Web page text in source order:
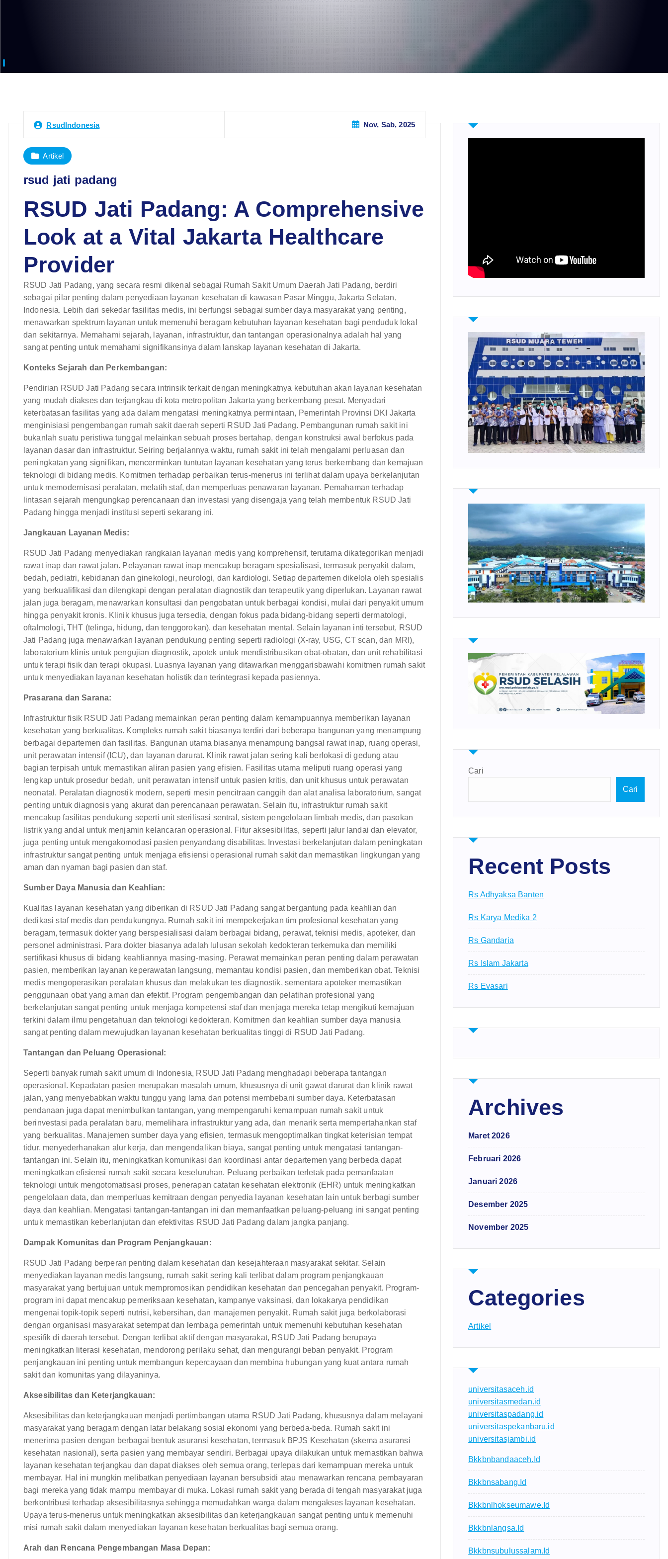
RsudIndonesia Nov, Sab, 2025
Artikel
rsud jati padang
RSUD Jati Padang: A Comprehensive
Look at a Vital Jakarta Healthcare
Provider
RSUD Jati Padang, yang secara resmi dikenal sebagai Rumah Sakit Umum Daerah Jati Padang, berdiri
sebagai pilar penting dalam penyediaan layanan kesehatan di kawasan Pasar Minggu, Jakarta Selatan,
Indonesia. Lebih dari sekedar fasilitas medis, ini berfungsi sebagai sumber daya masyarakat yang penting,
menawarkan spektrum layanan untuk memenuhi beragam kebutuhan layanan kesehatan bagi penduduk lokal
dan sekitarnya. Memahami sejarah, layanan, infrastruktur, dan tantangan operasionalnya adalah hal yang
sangat penting untuk memahami signifikansinya dalam lanskap layanan kesehatan di Jakarta.
Konteks Sejarah dan Perkembangan:
Pendirian RSUD Jati Padang secara intrinsik terkait dengan meningkatnya kebutuhan akan layanan kesehatan
yang mudah diakses dan terjangkau di kota metropolitan Jakarta yang berkembang pesat. Menyadari
keterbatasan fasilitas yang ada dalam mengatasi meningkatnya permintaan, Pemerintah Provinsi DKI Jakarta
menginisiasi pengembangan rumah sakit daerah seperti RSUD Jati Padang. Pembangunan rumah sakit ini
bukanlah suatu peristiwa tunggal melainkan sebuah proses bertahap, dengan konstruksi awal berfokus pada
layanan dasar dan infrastruktur. Seiring berjalannya waktu, rumah sakit ini telah mengalami perluasan dan
peningkatan yang signifikan, mencerminkan tuntutan layanan kesehatan yang terus berkembang dan kemajuan
teknologi di bidang medis. Komitmen terhadap perbaikan terus-menerus ini terlihat dalam upaya berkelanjutan
untuk memodernisasi peralatan, melatih staf, dan memperluas penawaran layanan. Pemahaman terhadap
lintasan sejarah mengungkap perencanaan dan investasi yang disengaja yang telah membentuk RSUD Jati
Padang hingga menjadi institusi seperti sekarang ini.
Jangkauan Layanan Medis:
RSUD Jati Padang menyediakan rangkaian layanan medis yang komprehensif, terutama dikategorikan menjadi
rawat inap dan rawat jalan. Pelayanan rawat inap mencakup beragam spesialisasi, termasuk penyakit dalam,
bedah, pediatri, kebidanan dan ginekologi, neurologi, dan kardiologi. Setiap departemen dikelola oleh spesialis
yang berkualifikasi dan dilengkapi dengan peralatan diagnostik dan terapeutik yang diperlukan. Layanan rawat
jalan juga beragam, menawarkan konsultasi dan pengobatan untuk berbagai kondisi, mulai dari penyakit umum
hingga penyakit kronis. Klinik khusus juga tersedia, dengan fokus pada bidang-bidang seperti dermatologi,
oftalmologi, THT (telinga, hidung, dan tenggorokan), dan kesehatan mental. Selain layanan inti tersebut, RSUD
Jati Padang juga menawarkan layanan pendukung penting seperti radiologi (X-ray, USG, CT scan, dan MRI),
laboratorium klinis untuk pengujian diagnostik, apotek untuk mendistribusikan obat-obatan, dan unit rehabilitasi
untuk terapi fisik dan terapi okupasi. Luasnya layanan yang ditawarkan menggarisbawahi komitmen rumah sakit
untuk menyediakan layanan kesehatan holistik dan terintegrasi kepada pasiennya.
Prasarana dan Sarana:
Infrastruktur fisik RSUD Jati Padang memainkan peran penting dalam kemampuannya memberikan layanan
kesehatan yang berkualitas. Kompleks rumah sakit biasanya terdiri dari beberapa bangunan yang menampung
berbagai departemen dan fasilitas. Bangunan utama biasanya menampung bangsal rawat inap, ruang operasi,
unit perawatan intensif (ICU), dan layanan darurat. Klinik rawat jalan sering kali berlokasi di gedung atau
bagian terpisah untuk memastikan aliran pasien yang efisien. Fasilitas utama meliputi ruang operasi yang
lengkap untuk prosedur bedah, unit perawatan intensif untuk pasien kritis, dan unit khusus untuk perawatan
neonatal. Peralatan diagnostik modern, seperti mesin pencitraan canggih dan alat analisa laboratorium, sangat
penting untuk diagnosis yang akurat dan perencanaan perawatan. Selain itu, infrastruktur rumah sakit
mencakup fasilitas pendukung seperti unit sterilisasi sentral, sistem pengelolaan limbah medis, dan pasokan
listrik yang andal untuk menjamin kelancaran operasional. Fitur aksesibilitas, seperti jalur landai dan elevator,
juga penting untuk mengakomodasi pasien penyandang disabilitas. Investasi berkelanjutan dalam peningkatan
infrastruktur sangat penting untuk menjaga efisiensi operasional rumah sakit dan memastikan lingkungan yang
aman dan nyaman bagi pasien dan staf.
Sumber Daya Manusia dan Keahlian:
Kualitas layanan kesehatan yang diberikan di RSUD Jati Padang sangat bergantung pada keahlian dan
dedikasi staf medis dan pendukungnya. Rumah sakit ini mempekerjakan tim profesional kesehatan yang
beragam, termasuk dokter yang berspesialisasi dalam berbagai bidang, perawat, teknisi medis, apoteker, dan
personel administrasi. Para dokter biasanya adalah lulusan sekolah kedokteran terkemuka dan memiliki
sertifikasi khusus di bidang keahliannya masing-masing. Perawat memainkan peran penting dalam perawatan
pasien, memberikan layanan keperawatan langsung, memantau kondisi pasien, dan memberikan obat. Teknisi
medis mengoperasikan peralatan khusus dan melakukan tes diagnostik, sementara apoteker memastikan
penggunaan obat yang aman dan efektif. Program pengembangan dan pelatihan profesional yang
berkelanjutan sangat penting untuk menjaga kompetensi staf dan menjaga mereka tetap mengikuti kemajuan
terkini dalam ilmu pengetahuan dan teknologi kedokteran. Komitmen dan keahlian sumber daya manusia
sangat penting dalam mewujudkan layanan kesehatan berkualitas tinggi di RSUD Jati Padang.
Tantangan dan Peluang Operasional:
Seperti banyak rumah sakit umum di Indonesia, RSUD Jati Padang menghadapi beberapa tantangan
operasional. Kepadatan pasien merupakan masalah umum, khususnya di unit gawat darurat dan klinik rawat
jalan, yang menyebabkan waktu tunggu yang lama dan potensi membebani sumber daya. Keterbatasan
pendanaan juga dapat menimbulkan tantangan, yang mempengaruhi kemampuan rumah sakit untuk
berinvestasi pada peralatan baru, memelihara infrastruktur yang ada, dan menarik serta mempertahankan staf
yang berkualitas. Manajemen sumber daya yang efisien, termasuk mengoptimalkan tingkat keterisian tempat
tidur, menyederhanakan alur kerja, dan mengendalikan biaya, sangat penting untuk mengatasi tantangan-
tantangan ini. Selain itu, meningkatkan komunikasi dan koordinasi antar departemen yang berbeda dapat
meningkatkan efisiensi rumah sakit secara keseluruhan. Peluang perbaikan terletak pada pemanfaatan
teknologi untuk mengotomatisasi proses, penerapan catatan kesehatan elektronik (EHR) untuk meningkatkan
pengelolaan data, dan memperluas kemitraan dengan penyedia layanan kesehatan lain untuk berbagi sumber
daya dan keahlian. Mengatasi tantangan-tantangan ini dan memanfaatkan peluang-peluang ini sangat penting
untuk memastikan keberlanjutan dan efektivitas RSUD Jati Padang dalam jangka panjang.
Dampak Komunitas dan Program Penjangkauan:
RSUD Jati Padang berperan penting dalam kesehatan dan kesejahteraan masyarakat sekitar. Selain
menyediakan layanan medis langsung, rumah sakit sering kali terlibat dalam program penjangkauan
masyarakat yang bertujuan untuk mempromosikan pendidikan kesehatan dan pencegahan penyakit. Program-
program ini dapat mencakup pemeriksaan kesehatan, kampanye vaksinasi, dan lokakarya pendidikan
mengenai topik-topik seperti nutrisi, kebersihan, dan manajemen penyakit. Rumah sakit juga berkolaborasi
dengan organisasi masyarakat setempat dan lembaga pemerintah untuk memenuhi kebutuhan kesehatan
spesifik di daerah tersebut. Dengan terlibat aktif dengan masyarakat, RSUD Jati Padang berupaya
meningkatkan literasi kesehatan, mendorong perilaku sehat, dan mengurangi beban penyakit. Program
penjangkauan ini penting untuk membangun kepercayaan dan membina hubungan yang kuat antara rumah
sakit dan komunitas yang dilayaninya.
Aksesibilitas dan Keterjangkauan:
Aksesibilitas dan keterjangkauan menjadi pertimbangan utama RSUD Jati Padang, khususnya dalam melayani
masyarakat yang beragam dengan latar belakang sosial ekonomi yang berbeda-beda. Rumah sakit ini
menerima pasien dengan berbagai bentuk asuransi kesehatan, termasuk BPJS Kesehatan (skema asuransi
kesehatan nasional), serta pasien yang membayar sendiri. Berbagai upaya dilakukan untuk memastikan bahwa
layanan kesehatan terjangkau dan dapat diakses oleh semua orang, terlepas dari kemampuan mereka untuk
membayar. Hal ini mungkin melibatkan penyediaan layanan bersubsidi atau menawarkan rencana pembayaran
bagi mereka yang tidak mampu membayar di muka. Lokasi rumah sakit yang berada di tengah masyarakat juga
berkontribusi terhadap aksesibilitasnya sehingga memudahkan warga dalam mengakses layanan kesehatan.
Upaya terus-menerus untuk meningkatkan aksesibilitas dan keterjangkauan sangat penting untuk memenuhi
misi rumah sakit dalam menyediakan layanan kesehatan berkualitas bagi semua orang.
Arah dan Rencana Pengembangan Masa Depan:
Cari
Cari
Recent Posts
Rs Adhyaksa Banten
Rs Karya Medika 2
Rs Gandaria
Rs Islam Jakarta
Rs Evasari
Archives
Maret 2026
Februari 2026
Januari 2026
Desember 2025
November 2025
Categories
Artikel
universitasaceh.id
universitasmedan.id
universitaspadang.id
universitaspekanbaru.id
universitasjambi.id
Bkkbnbandaaceh.id
Bkkbnsabang.id
Bkkbnlhokseumawe.id
Bkkbnlangsa.id
Bkkbnsubulussalam.id